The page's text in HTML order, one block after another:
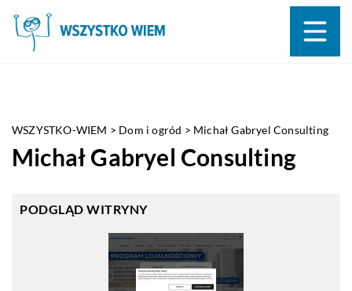
WSZYSTKO-WIEM > Dom i ogród > Michał Gabryel Consulting
Michał Gabryel Consulting
PODGLĄD WITRYNY